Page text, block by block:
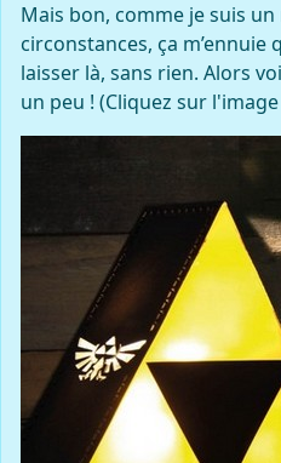
Mais bon, comme je suis
circonstances, ça m’ennuie
laisser là, sans rien. Alors
un peu ! (Cliquez sur l'image